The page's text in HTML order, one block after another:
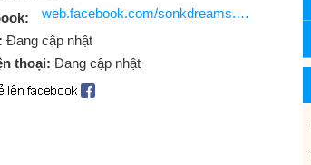
web.facebook.com/sonkdreams.official
Đang cập nhật
thoại: Đang cập nhật